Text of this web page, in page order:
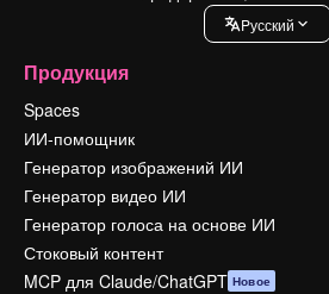
Pусский
Продукция
Spaces
ИИ-помощник
Генератор изображений ИИ
Генератор видео ИИ
Генератор голоса на основе ИИ
Стоковый контент
MCP для Claude/ChatGPT Новое